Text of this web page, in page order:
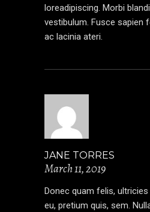
loreadipiscing. Morbi
vestibulum. Fusce sapien
ac lacinia ateri.
JANE TORRES
March 11, 2019
Donec quam felis,
eu, pretium quis, sem.